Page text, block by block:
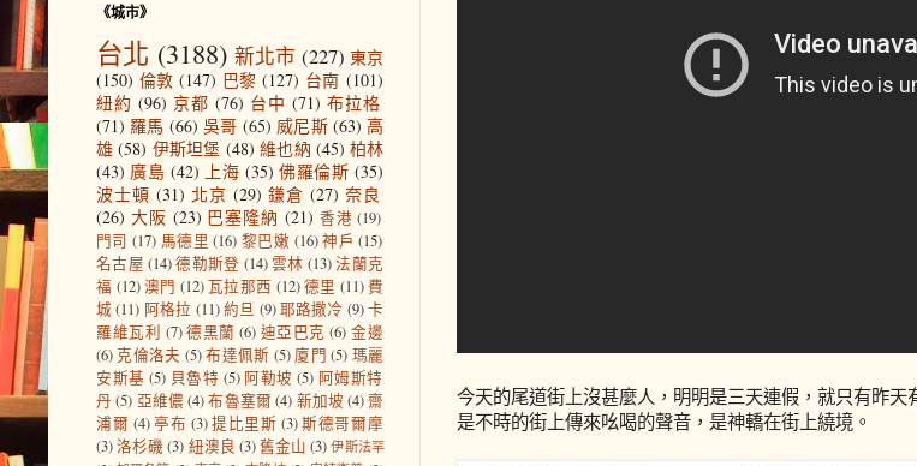
今天的尾道街上沒甚麼人，明明是三天連假，就只有昨
是不時的街上傳來吆喝的聲音，是神轎在街上繞境。
《城市》
台北 (3188) 新北市 (227) 東京
(150) 倫敦 (147) 巴黎 (127) 台南 (101)
紐約 (96) 京都 (76) 台中 (71) 布拉格
(71) 羅馬 (66) 吳哥 (65) 威尼斯 (63) 高
雄 (58) 伊斯坦堡 (48) 維也納 (45) 柏林
(43) 廣島 (42) 上海 (35) 佛羅倫斯 (35)
波士頓 (31) 北京 (29) 鎌倉 (27) 奈良
(26) 大阪 (23) 巴塞隆納 (21) 香港 (19)
門司 (17) 馬德里 (16) 黎巴嫩 (16) 神戶 (15)
名古屋 (14) 德勒斯登 (14)雲林 (13)法蘭克
福 (12) 澳門 (12)瓦拉那西 (12) 德里 (11) 費
城 (11) 阿格拉 (11)約旦 (9) 耶路撒冷 (9)卡
羅維瓦利 (7) 德黑蘭 (6) 迪亞巴克 (6) 金邊
(6) 克倫洛夫 (5)布達佩斯 (5) 廈門 (5) 瑪麗
安斯基 (5) 貝魯特 (5) 阿勒坡 (5) 阿姆斯特
丹 (5) 亞維儂 (4) 布魯塞爾 (4) 新加坡 (4) 齋
浦爾 (4) 亭布 (3) 提比里斯 (3) 斯德哥爾摩
(3)洛杉磯 (3) 紐澳良 (3)舊金山 (3) 伊斯法罕